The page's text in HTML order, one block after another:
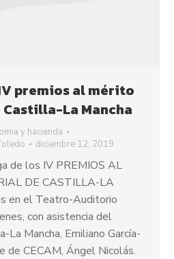
premios al mérito
La Mancha
y hacienda
diciembre 12, 2019
de los IV PREMIOS AL
DE CASTILLA-LA
en el Teatro-Auditorio
con asistencia del
Mancha, Emiliano García-
de CECAM, Ángel Nicolás.